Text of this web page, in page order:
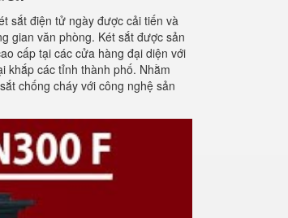
sắt điện tử ngày được cải tiến và
gian văn phòng. Két sắt được sản
cấp tại các cửa hàng đại diện với
khắp các tỉnh thành phố. Nhằm
chống cháy với công nghệ sản